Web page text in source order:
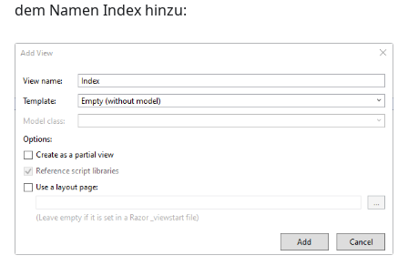
dem Namen Index hinzu: